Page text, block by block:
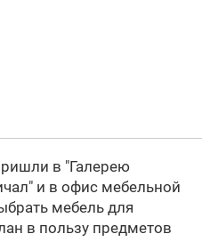
в "Галерею
и в офис мебельной
мебель для
в пользу предметов